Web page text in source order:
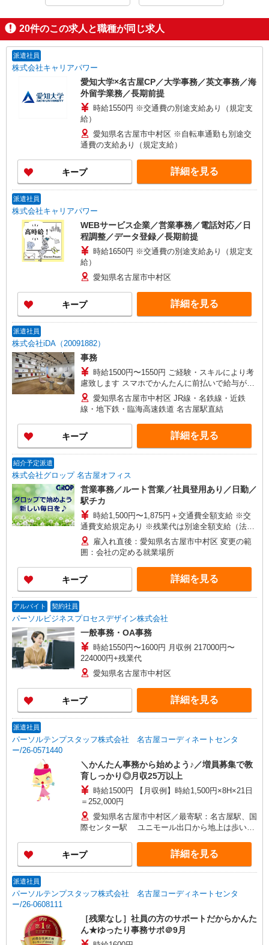
20件のこの求人と職種が同じ求人
派遣社員
株式会社キャリアパワー
愛知大学×名古屋CP／大学事務／英文事務／海
外留学業務／長期前提
時給1550円 ※交通費の別途支給あり（規定支
給）
愛知県名古屋市中村区 ※自転車通勤も別途交
通費の支給あり（規定支給）
キープ 詳細を見る
派遣社員
株式会社キャリアパワー
WEBサービス企業／営業事務／電話対応／日
程調整／データ登録／長期前提
時給1650円 ※交通費の別途支給あり（規定支
給）
愛知県名古屋市中村区
キープ 詳細を見る
派遣社員
株式会社iDA（20091882）
事務
時給1500円〜1550円 ご経験・スキルにより考
慮致します スマホでかんたんに前払いで給与が受
け取れます（※上限、条件あり） 上限2万円まで
愛知県名古屋市中村区 JR線・名鉄線・近鉄
線・地下鉄・臨海高速鉄道 名古屋駅直結
キープ 詳細を見る
紹介予定派遣
株式会社グロップ 名古屋オフィス
営業事務／ルート営業／社員登用あり／日勤／
駅チカ
時給1,500円〜1,875円＋交通費全額支給 ※交
通費支給規定あり ※残業代は別途全額支給（法定
基準通り） ※給与の希望日払い制度あり ＜月収例
＞ ＊月22日勤務の場合 時給1,500円×8時間×22
日⇒264,000円＋交通費＋残業代
雇入れ直後：愛知県名古屋市中村区 変更の範
囲：会社の定める就業場所
キープ 詳細を見る
アルバイト 契約社員
パーソルビジネスプロセスデザイン株式会社
一般事務・OA事務
時給1550円〜1600円 月収例 217000円〜
224000円+残業代
愛知県名古屋市中村区
キープ 詳細を見る
派遣社員
パーソルテンプスタッフ株式会社 名古屋コーディネートセンタ
ー/26-0571440
＼かんたん事務から始めよう♪／増員募集で教
育しっかり◎月収25万以上
時給1500円 【月収例】時給1,500円×8H×21日
＝252,000円
愛知県名古屋市中村区／最寄駅：名古屋駅、国
際センター駅 ユニモール出口から地上は歩いて
キープ 詳細を見る
派遣社員
パーソルテンプスタッフ株式会社 名古屋コーディネートセンタ
ー/26-0608111
［残業なし］社員の方のサポートだからかんた
ん★ゆったり事務サポ＠9月